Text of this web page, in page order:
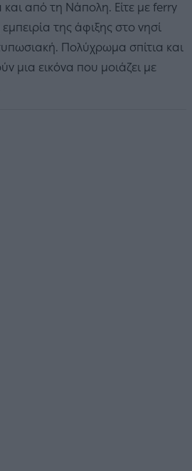
από τη Νάπολη. Είτε με ferry
της άφιξης στο νησί
Πολύχρωμα σπίτια και
μια εικόνα που μοιάζει με